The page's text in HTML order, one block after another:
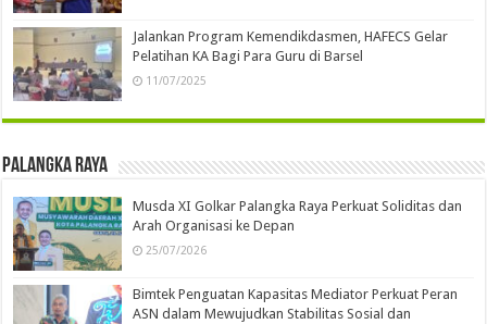
Jalankan Program Kemendikdasmen, HAFECS Gelar
Pelatihan KA Bagi Para Guru di Barsel
11/07/2025
Palangka Raya
Musda XI Golkar Palangka Raya Perkuat Soliditas dan
Arah Organisasi ke Depan
25/07/2026
Bimtek Penguatan Kapasitas Mediator Perkuat Peran
ASN dalam Mewujudkan Stabilitas Sosial dan